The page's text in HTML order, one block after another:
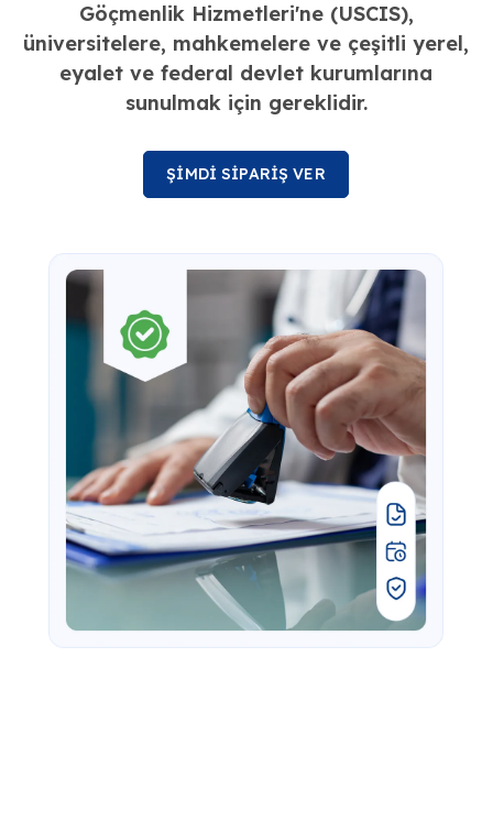
Göçmenlik Hizmetleri'ne (USCIS),
üniversitelere, mahkemelere ve çeşitli yerel,
eyalet ve federal devlet kurumlarına
sunulmak için gereklidir.
ŞİMDİ SİPARİŞ VER